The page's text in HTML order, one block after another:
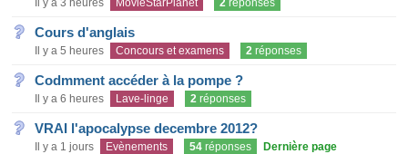
Il y a 3 heures MovieStarPlanet 2 réponses
Cours d'anglais
Il y a 5 heures Concours et examens 2 réponses
Codmment accéder à la pompe ?
Il y a 6 heures Lave-linge 2 réponses
VRAI l'apocalypse decembre 2012?
Il y a 1 jours Evènements 54 réponses Dernière page